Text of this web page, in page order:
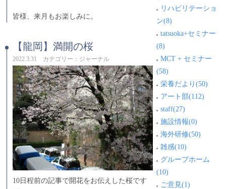
皆様、来月もお楽しみに。
【龍岡】満開の桜
2022.3.31 カテゴリー：ジャーナル
10日程前の記事で開花をお伝えした桜です
リハビリテーショ
ン(8)
tatsuoka+セミナー
(8)
MCT + セミナー
(58)
栄養だより(50)
アート部(112)
staff(27)
施設情報(0)
海外研修(50)
雑感(10)
グループホーム
(10)
ご意見(1)